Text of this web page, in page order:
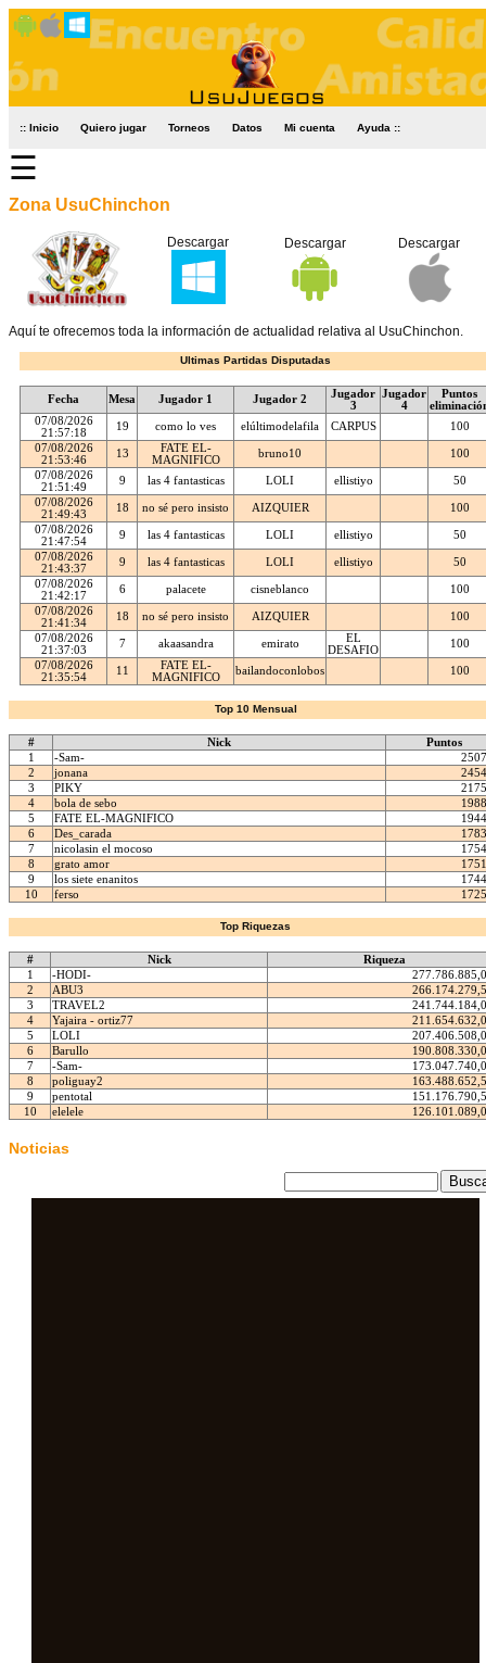
:: Inicio Quiero jugar Torneos Datos Mi cuenta Ayuda ::
☰
Zona UsuChinchon
Descargar Descargar Descargar
Aquí te ofrecemos toda la información de actualidad relativa al UsuChinchon.
Ultimas Partidas Disputadas
Fecha Mesa Jugador 1 Jugador 2
Jugador
3
Jugador
4
Puntos
07/08/2026
21:57:18
19 como lo ves elúltimodelafila CARPUS
100
07/08/2026
21:53:46
13
FATE EL-
MAGNIFICO
bruno10
100
07/08/2026
21:51:49
9 las 4 fantasticas LOLI ellistiyo
50
07/08/2026
21:49:43
18 no sé pero insisto AIZQUIER
100
07/08/2026
21:47:54
9 las 4 fantasticas LOLI ellistiyo
50
07/08/2026
21:43:37
9 las 4 fantasticas LOLI ellistiyo
50
07/08/2026
21:42:17
6 palacete cisneblanco
100
07/08/2026
21:41:34
18 no sé pero insisto AIZQUIER
100
07/08/2026
21:37:03
7 akaasandra emirato
EL
DESAFIO
100
07/08/2026
21:35:54
11
FATE EL-
MAGNIFICO
bailandoconlobos 100
Top 10 Mensual
# Nick
Puntos
1
-Sam-
2
jonana
3
PIKY
4
bola de sebo
5
FATE EL-MAGNIFICO
6
Des_carada
7
nicolasin el mocoso
8
grato amor
9
los siete enanitos
10
ferso
Top Riquezas
# Nick
Riqueza
1
-HODI-
2
ABU3
3
TRAVEL2
4
Yajaira - ortiz77
5
LOLI
6
Barullo
7
-Sam-
8
poliguay2
9
pentotal
10
elelele
Noticias